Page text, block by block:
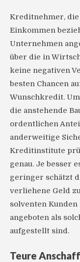
Kreditnehmer, die
Einkommen
Unternehmen
über die in
keine negativen
besten Chancen
Wunschkredit.
die anstehende
ordentlichen
anderweitige
Kreditinstitute
genau. Je besser
geringer schätzt
verliehene Geld
solventen
angeboten als
aufgestellt sind.
Teure